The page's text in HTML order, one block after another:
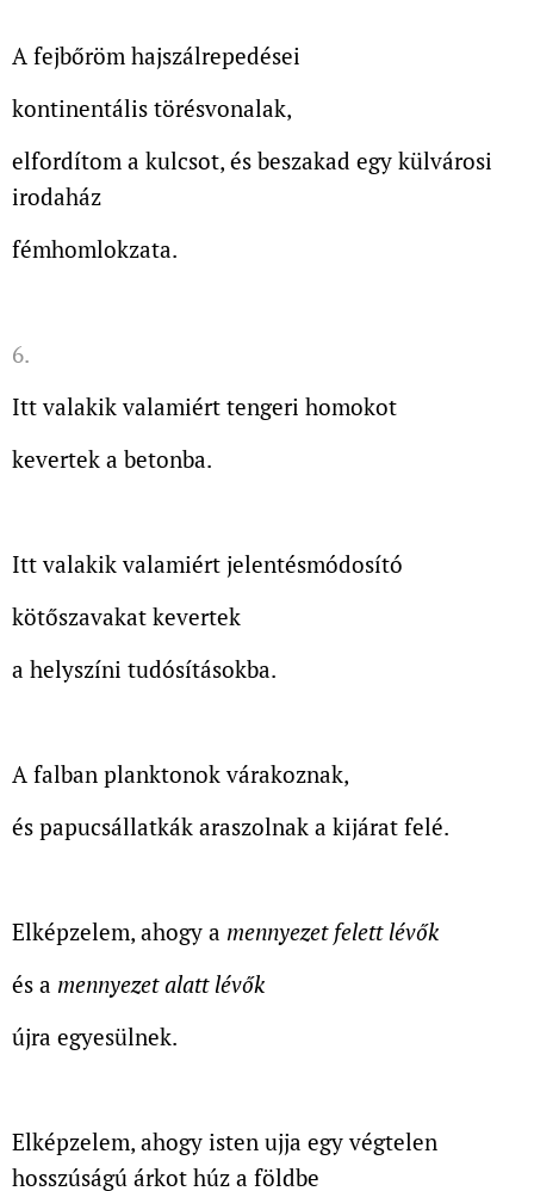
A fejbőröm hajszálrepedései
kontinentális törésvonalak,
elfordítom a kulcsot, és beszakad egy külvárosi
irodaház
fémhomlokzata.
6.
Itt valakik valamiért tengeri homokot
kevertek a betonba.
Itt valakik valamiért jelentésmódosító
kötőszavakat kevertek
a helyszíni tudósításokba.
A falban planktonok várakoznak,
és papucsállatkák araszolnak a kijárat felé.
Elképzelem, ahogy a mennyezet felett lévők
és a mennyezet alatt lévők
újra egyesülnek.
Elképzelem, ahogy isten ujja egy végtelen
hosszúságú árkot húz a földbe